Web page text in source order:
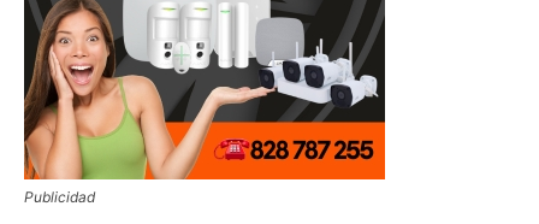
Publicidad